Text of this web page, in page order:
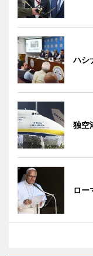
ハシ
独空
ロー